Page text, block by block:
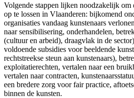
Volgende stappen lijken noodzakelijk
op te lossen in Vlaanderen: bijkomend
organisaties vandaag kunstenaars
naar sensibilisering, onderhandelen,
(cultuur en arbeid), draagvlak in de
voldoende subsidies voor beeldende
rechtstreekse steun aan kunstenaars),
exploitatierechten, vertalen naar een
vertalen naar contracten,
een bredere zorg voor fair practice,
binnen de kunsten.